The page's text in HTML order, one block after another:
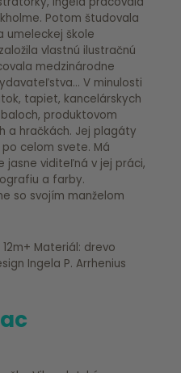
Potom študovala
umeleckej škole
vlastnú ilustračnú
medzinárodne
V minulosti
tapiet, kancelárskych
produktovom
a hračkách. Jej plagáty
celom svete. Má
jasne viditeľná v jej práci,
a farby.
so svojím manželom
12m+ Materiál: drevo
Ingela P. Arrhenius